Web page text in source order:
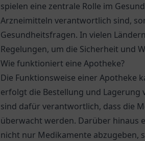
spielen eine zentrale Rolle im
Arzneimitteln verantwortlich sind,
Gesundheitsfragen. In vielen
Regelungen, um die Sicherheit und
Wie funktioniert eine Apotheke?
Die Funktionsweise einer Apotheke
erfolgt die Bestellung und Lagerung
sind dafür verantwortlich, dass die
überwacht werden. Darüber hinaus
nicht nur Medikamente abzugeben,